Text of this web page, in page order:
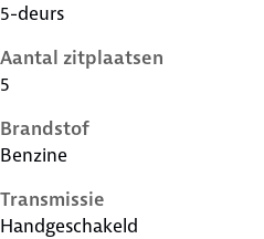
5-deurs
Aantal zitplaatsen
5
Brandstof
Benzine
Transmissie
Handgeschakeld